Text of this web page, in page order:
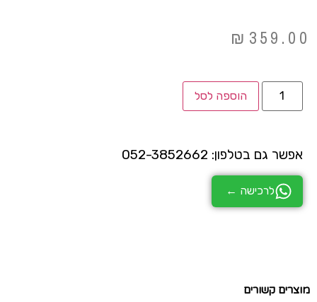
₪ 359.00
הוספה לסל
אפשר גם בטלפון: 052-3852662
לרכישה ←
מוצרים קשורים